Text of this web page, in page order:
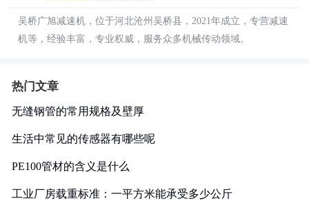
吴桥广旭减速机，位于河北沧州吴桥县，2021年成立，专营减速
机等，经验丰富，专业权威，服务众多机械传动领域。
热门文章
无缝钢管的常用规格及壁厚
生活中常见的传感器有哪些呢
PE100管材的含义是什么
工业厂房载重标准：一平方米能承受多少公斤